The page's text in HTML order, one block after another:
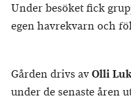
Under besöket fick
egen havrekvarn och
Gården drivs avOlli
under de senaste åren